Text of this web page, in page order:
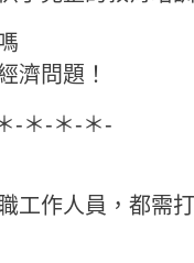
濟問題！
-＊-＊-＊-
工作人員，都需